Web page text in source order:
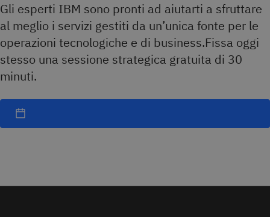
Gli esperti IBM sono pronti ad aiutarti a sfruttare
al meglio i servizi gestiti da un’unica fonte per le
operazioni tecnologiche e di business.Fissa oggi
stesso una sessione strategica gratuita di 30
minuti.